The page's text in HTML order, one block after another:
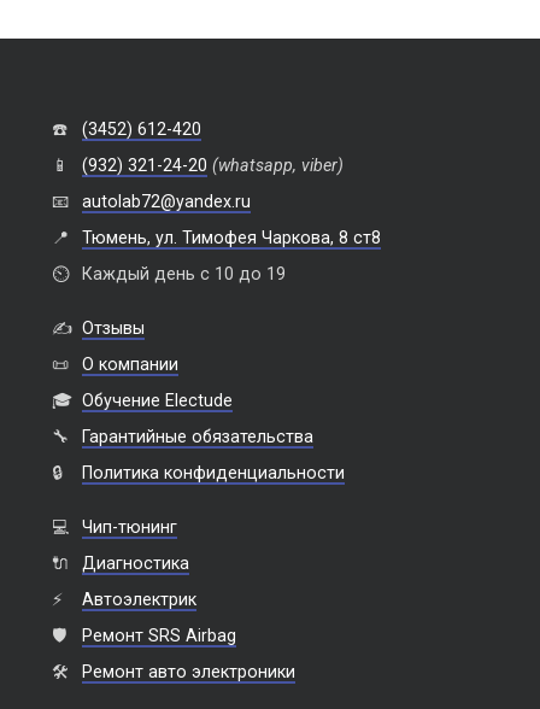
☎️
(3452) 612-420
📱
(932) 321-24-20 (whatsapp, viber)
📧
autolab72@yandex.ru
📍
Тюмень, ул. Тимофея Чаркова, 8 ст8
⏲️
Каждый день с 10 до 19
✍️ Отзывы
📜
О компании
🎓 Обучение Electude
🔧
Гарантийные обязательства
🔒
Политика конфиденциальности
💻
Чип-тюнинг
🔌
Диагностика
⚡
Автоэлектрик
🛡️
Ремонт SRS Airbag
🛠️
Ремонт авто электроники